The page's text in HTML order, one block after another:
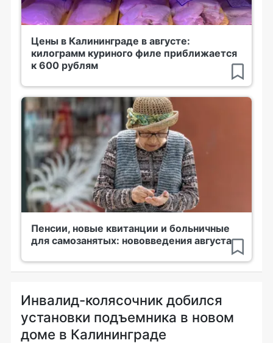
Цены в Калининграде в августе:
килограмм куриного филе приближается
к 600 рублям
Пенсии, новые квитанции и больничные
для самозанятых: нововведения августа
Инвалид-колясочник добился
установки подъемника в новом
доме в Калининграде